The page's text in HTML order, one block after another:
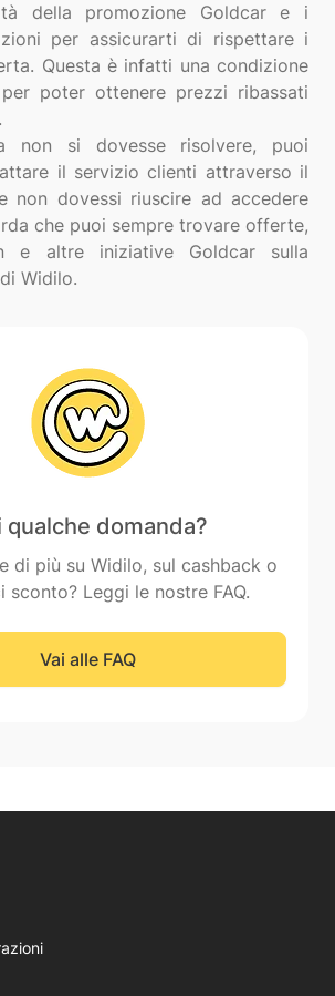
della promozione Goldcar e i
per assicurarti di rispettare i
Questa è infatti una condizione
poter ottenere prezzi ribassati
non si dovesse risolvere, puoi
il servizio clienti attraverso il
non dovessi riuscire ad accedere
che puoi sempre trovare offerte,
e altre iniziative Goldcar sulla
qualche domanda?
di più su Widilo, sul cashback o
sconto? Leggi le nostre FAQ.
Vai alle FAQ